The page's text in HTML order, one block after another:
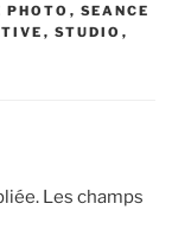
PHOTO , SEANCE
, STUDIO ,
Les champs